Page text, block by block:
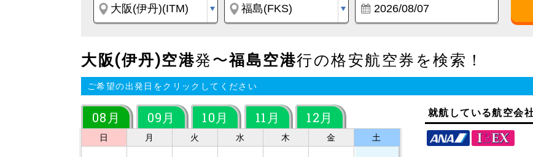
大阪(伊丹)空港発〜福島空港行の格安航空券を検索！
ご希望の出発日をクリックしてください
08月 09月 10月 11月 12月
日 月 火 水 木 金 土
就航している航空会